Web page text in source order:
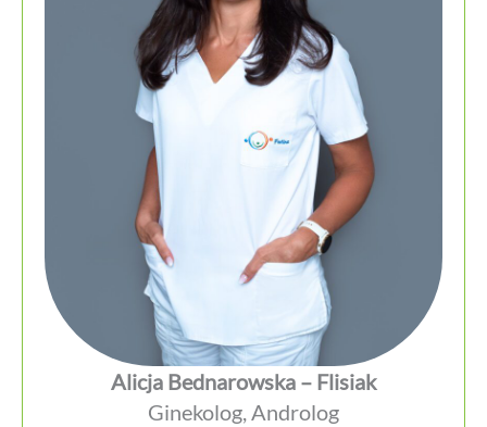
Alicja Bednarowska – Flisiak
Ginekolog, Androlog